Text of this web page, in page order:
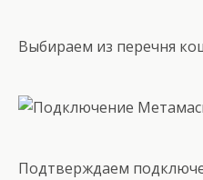
Выбираем из перечня
Подтверждаем